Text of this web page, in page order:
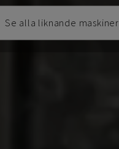
Se alla liknande maskiner